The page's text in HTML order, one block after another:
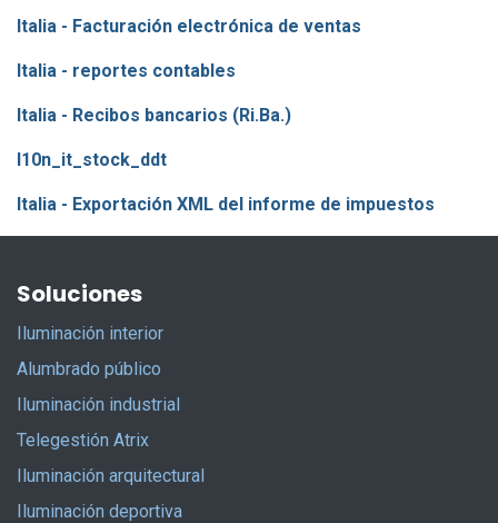
Italia - Facturación electrónica de ventas
Italia - reportes contables
Italia - Recibos bancarios (Ri.Ba.)
l10n_it_stock_ddt
Italia - Exportación XML del informe de impuestos
Soluciones
Iluminación interior
Alumbrado público
Iluminación industrial
Telegestión Atrix
Iluminación arquitectural
Iluminación deportiva